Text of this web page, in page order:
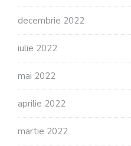
decembrie 2022
iulie 2022
mai 2022
aprilie 2022
martie 2022